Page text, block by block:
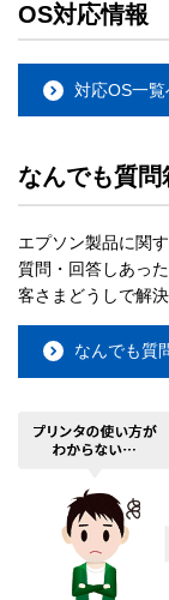
OS対応情報
対応OS一覧
なんでも質問
エプソン製品に関
質問・回答しあっ
客さまどうしで解
なんでも質